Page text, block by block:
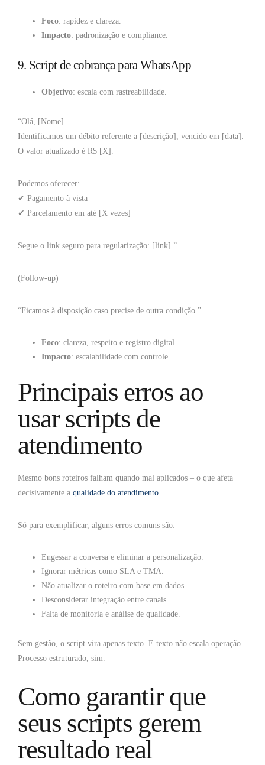
Foco: rapidez e clareza.
Impacto: padronização e compliance.
9. Script de cobrança para WhatsApp
Objetivo: escala com rastreabilidade.
“Olá, [Nome].
Identificamos um débito referente a [descrição], vencido em [data].
O valor atualizado é R$ [X].
Podemos oferecer:
✔ Pagamento à vista
✔ Parcelamento em até [X vezes]
Segue o link seguro para regularização: [link].”
(Follow-up)
“Ficamos à disposição caso precise de outra condição.”
Foco: clareza, respeito e registro digital.
Impacto: escalabilidade com controle.
Principais erros ao
usar scripts de
atendimento
Mesmo bons roteiros falham quando mal aplicados – o que afeta
decisivamente a qualidade do atendimento
Só para exemplificar, alguns erros comuns são:
Engessar a conversa e eliminar a personalização.
Ignorar métricas como SLA e TMA.
Não atualizar o roteiro com base em dados.
Desconsiderar integração entre canais.
Falta de monitoria e análise de qualidade.
Sem gestão, o script vira apenas texto. E texto não escala operação.
Processo estruturado, sim.
Como garantir que
seus scripts gerem
resultado real